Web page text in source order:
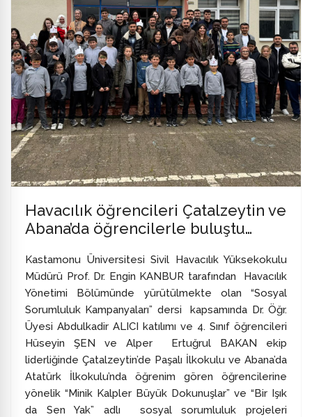
Havacılık öğrencileri Çatalzeytin ve
Abana’da öğrencilerle buluştu…
Kastamonu Üniversitesi Sivil Havacılık Yüksekokulu
Müdürü Prof. Dr. Engin KANBUR tarafından Havacılık
Yönetimi Bölümünde yürütülmekte olan “Sosyal
Sorumluluk Kampanyaları” dersi kapsamında Dr. Öğr.
Üyesi Abdulkadir ALICI katılımı ve 4. Sınıf öğrencileri
Hüseyin ŞEN ve Alper Ertuğrul BAKAN ekip
liderliğinde Çatalzeytin’de Paşalı İlkokulu ve Abana’da
Atatürk İlkokulu’nda öğrenim gören öğrencilerine
yönelik “Minik Kalpler Büyük Dokunuşlar” ve “Bir Işık
da Sen Yak” adlı sosyal sorumluluk projeleri